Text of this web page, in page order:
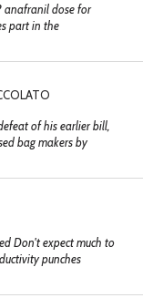
anafranil dose for
part in the
of his earlier bill,
bag makers by
Don't expect much to
punches